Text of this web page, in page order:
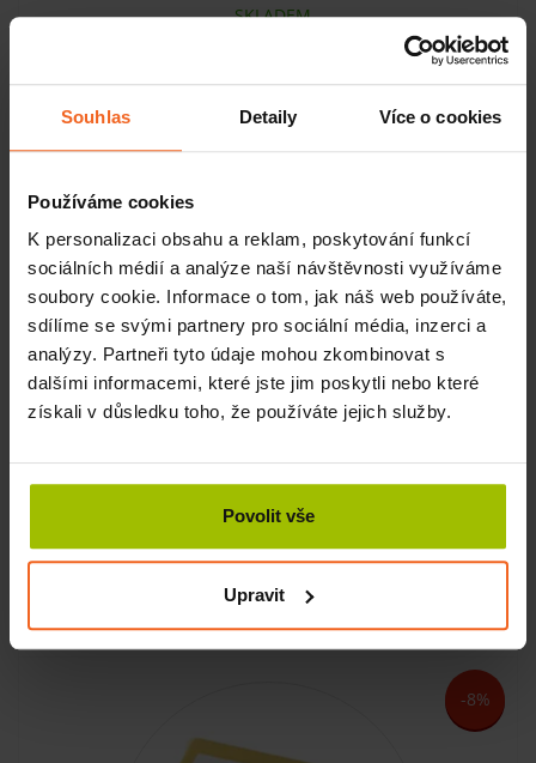
Souhlas Detaily Více o cookies
Používáme cookies
K personalizaci obsahu a reklam, poskytování funkcí
sociálních médií a analýze naší návštěvnosti využíváme
soubory cookie. Informace o tom, jak náš web používáte,
sdílíme se svými partnery pro sociální média, inzerci a
analýzy. Partneři tyto údaje mohou zkombinovat s
dalšími informacemi, které jste jim poskytli nebo které
získali v důsledku toho, že používáte jejich služby.
Povolit vše
Upravit
SKLADEM
96 Kč
Nepropustné prostěradlo třívrstvé, 100% celulóza, 210 x
77 cm, borůvka, 40 ks
SKLADEM
751 Kč
-8%